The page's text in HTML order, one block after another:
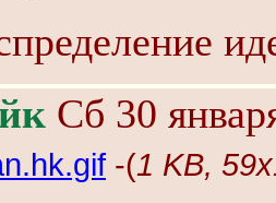
Сб 30
-(1 KB,